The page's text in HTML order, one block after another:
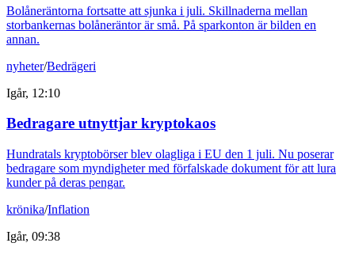
Bolåneräntorna fortsatte att sjunka i juli. Skillnaderna mellan
storbankernas bolåneräntor är små. På sparkonton är bilden en
annan.
nyheter/Bedrägeri
Igår, 12:10
Bedragare utnyttjar kryptokaos
Hundratals kryptobörser blev olagliga i EU den 1 juli. Nu poserar
bedragare som myndigheter med förfalskade dokument för att lura
kunder på deras pengar.
krönika/Inflation
Igår, 09:38